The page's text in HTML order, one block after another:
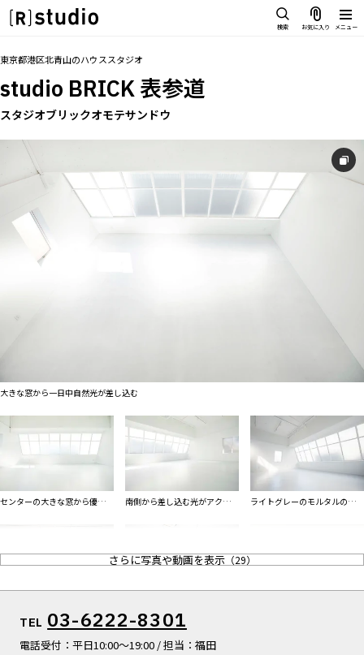
検索 お気に入り メニュー
雰囲気で探したい
SCENE
部屋ごとに写真で見比べたい
VARIATION
ひとつのスタジオであれもこれも
LOCATION
すべての選択肢からスタジオを探す
スタジオを探す
雰囲気で探したい
SCENE
部屋ごとに写真で見比べたい
VARIATION
LOCATION
カフェやオフィスなどロケシーン
SIZE&PRICE
マップから探す
お気に入り
特集
[R]studioについて
お知らせ
お問い合わせ
トップ 料金 設備 オプション
東京都港区北青山のハウススタジオ
studio BRICK 表参道
スタジオブリックオモテサンドウ
大きな窓から一日中自然光が差し込む
センターの大きな窓から優しい
南側から差し込む光がアクセン
ライトグレーのモルタルの反射
俯瞰撮影も可能
背景としても使えるライトブル
ーのカーテン
さらに写真や動画を表示（29）
TEL 03-6222-8301
電話受付：平日10:00〜19:00 / 担当：福田